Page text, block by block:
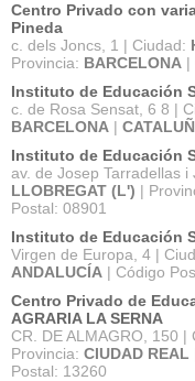
Centro Privado con
Pineda
c. dels Joncs, 1 | Ciudad:
Provincia: BARCELONA |
Instituto de Educación
c. de Rosa Sensat, 6 8 |
BARCELONA |
Instituto de Educación
av. de Josep Tarradellas
LLOBREGAT (L') |
Postal: 08901
Instituto de Educación
Virgen de Europa, 4 |
ANDALUCÍA | Código
Centro Privado de
AGRARIA LA SERNA
CR. DE ALMAGRO, 150 |
Provincia: CIUDAD REAL
Postal: 13260